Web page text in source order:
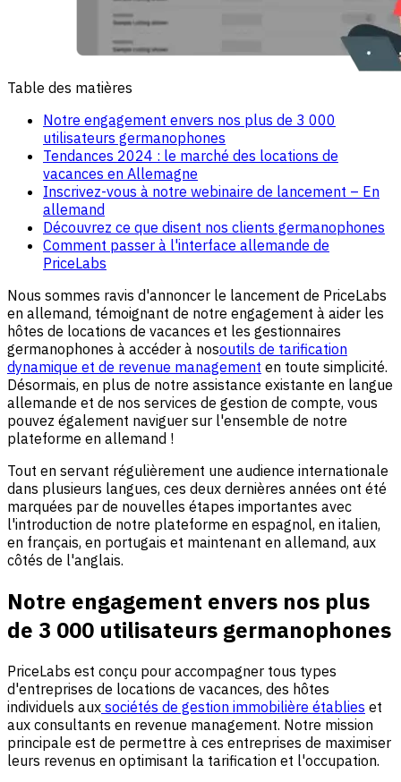
Table des matières
Notre engagement envers nos plus de 3 000
utilisateurs germanophones
Tendances 2024 : le marché des locations de
vacances en Allemagne
Inscrivez-vous à notre webinaire de lancement – En
allemand
Découvrez ce que disent nos clients germanophones
Comment passer à l'interface allemande de
PriceLabs
Nous sommes ravis d'annoncer le lancement de PriceLabs
en allemand, témoignant de notre engagement à aider les
hôtes de locations de vacances et les gestionnaires
germanophones à accéder à nosoutils de tarification
dynamique et de revenue management en toute simplicité.
Désormais, en plus de notre assistance existante en langue
allemande et de nos services de gestion de compte, vous
pouvez également naviguer sur l'ensemble de notre
plateforme en allemand !
Tout en servant régulièrement une audience internationale
dans plusieurs langues, ces deux dernières années ont été
marquées par de nouvelles étapes importantes avec
l'introduction de notre plateforme en espagnol, en italien,
en français, en portugais et maintenant en allemand, aux
côtés de l'anglais.
Notre engagement envers nos plus
de 3 000 utilisateurs germanophones
PriceLabs est conçu pour accompagner tous types
d'entreprises de locations de vacances, des hôtes
individuels aux sociétés de gestion immobilière établies et
aux consultants en revenue management. Notre mission
principale est de permettre à ces entreprises de maximiser
leurs revenus en optimisant la tarification et l'occupation.